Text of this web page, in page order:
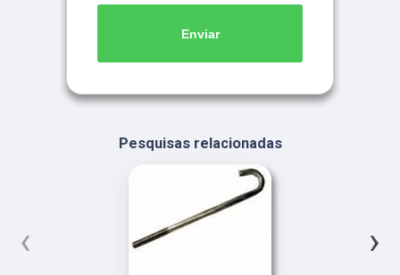
Enviar
Pesquisas relacionadas
‹ ›